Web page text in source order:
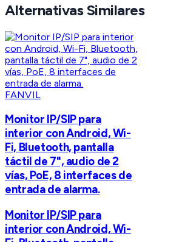
Alternativas Similares
FANVIL
Monitor IP/SIP para
interior con Android, Wi-
Fi, Bluetooth, pantalla
táctil de 7", audio de 2
vías, PoE, 8 interfaces de
entrada de alarma.
Monitor IP/SIP para
interior con Android, Wi-